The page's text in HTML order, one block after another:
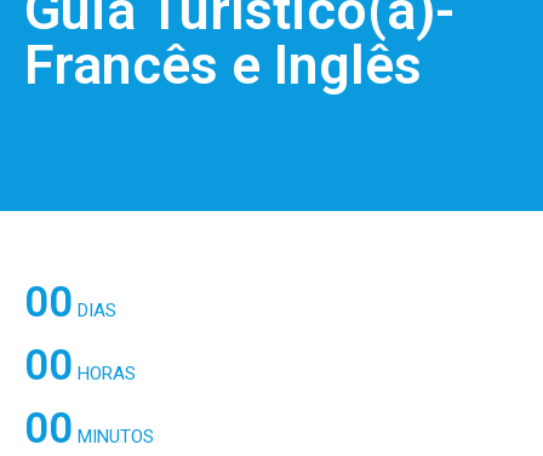
Francês e Inglês
00 DIAS
00 HORAS
00 MINUTOS